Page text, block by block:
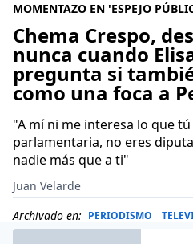
MOMENTAZO EN 'ESPEJO
Chema Crespo,
nunca cuando
pregunta si
como una foca a
"A mí ni me interesa lo que
parlamentaria, no eres
nadie más que a ti"
Juan Velarde
Archivado en: PERIODISMO